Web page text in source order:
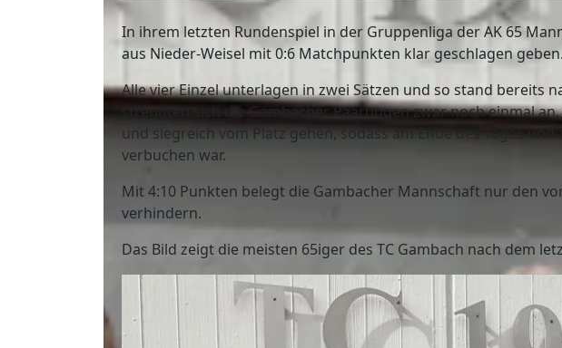
In ihrem letzten Rundenspiel in der Gruppenliga der AK 65
aus Nieder-Weisel mit 0:6 Matchpunkten klar geschlagen geben.
Alle vier Einzel unterlagen in zwei Sätzen und so stand bereits
strengten sich die Gambacher Paarungen zwar noch einmal
und siegreich vom Platz gehen, sodass am Ende des Tages
verbuchen war.
Mit 4:10 Punkten belegt die Gambacher Mannschaft nur den
verhindern.
Das Bild zeigt die meisten 65iger des TC Gambach nach dem